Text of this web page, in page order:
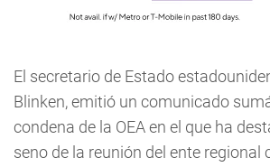
El secretario de Estado
Blinken, emitió un comunicado
condena de la OEA en el que ha
seno de la reunión del ente regional